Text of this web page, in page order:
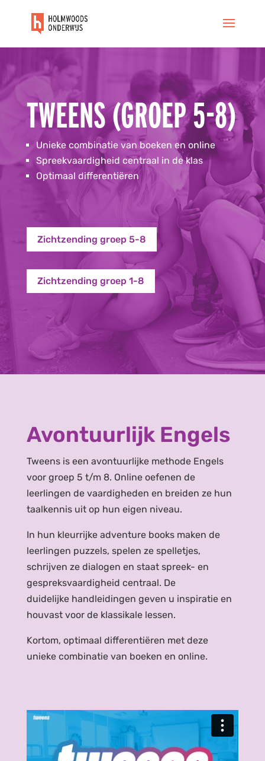
TWEENS (GROEP 5-8)
Unieke combinatie van boeken en online
Spreekvaardigheid centraal in de klas
Optimaal differentiëren
Zichtzending groep 5-8
Zichtzending groep 1-8
Avontuurlijk Engels
Tweens is een avontuurlijke methode Engels
voor groep 5 t/m 8. Online oefenen de
leerlingen de vaardigheden en breiden ze hun
taalkennis uit op hun eigen niveau.
In hun kleurrijke adventure books maken de
leerlingen puzzels, spelen ze spelletjes,
schrijven ze dialogen en staat spreek- en
gespreksvaardigheid centraal. De
duidelijke handleidingen geven u inspiratie en
houvast voor de klassikale lessen.
Kortom, optimaal differentiëren met deze
unieke combinatie van boeken en online.
Tweens in 2
minuten